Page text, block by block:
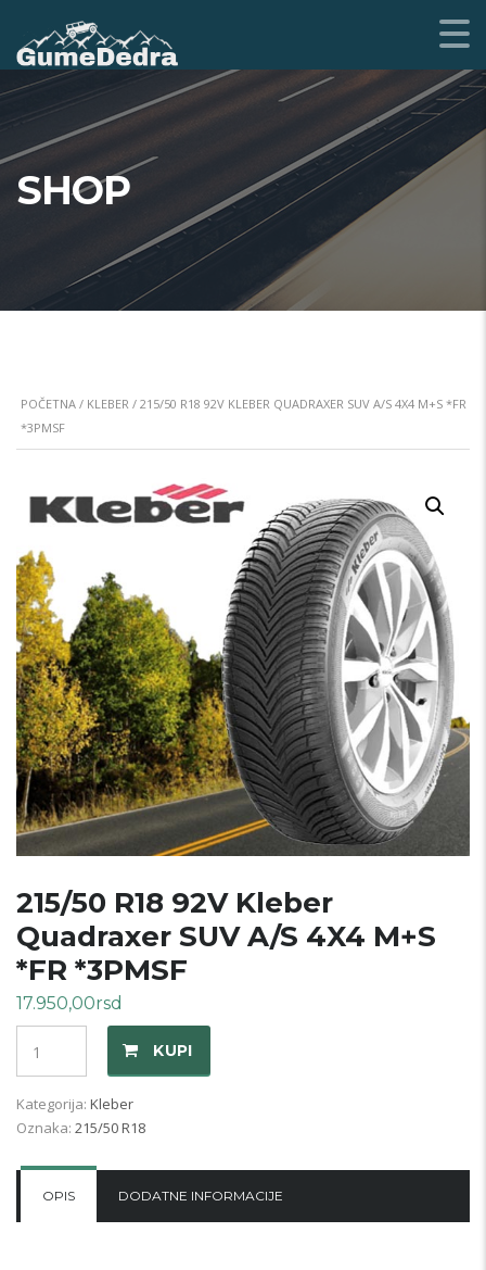
SHOP
POČETNA / KLEBER / 215/50 R18 92V KLEBER QUADRAXER SUV A/S 4X4 M+S *FR
*3PMSF
215/50 R18 92V Kleber
Quadraxer SUV A/S 4X4 M+S
*FR *3PMSF
17.950,00rsd
KUPI
Kategorija: Kleber
Oznaka: 215/50 R18
OPIS DODATNE INFORMACIJE